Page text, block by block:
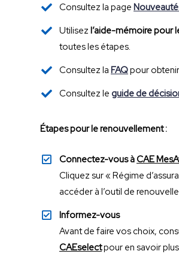
Consultez la page
Utilisez I’aide-mémoire pour
toutes les étapes.
Consultez la FAQpour
Consultez le guide de
Étapes pour le renouvellement :
Connectez-vous àCAE
Cliquez sur « Régime
accéder à l’outil de
Informez-vous
Avant de faire vos choix,
CAEselectpour en savoir